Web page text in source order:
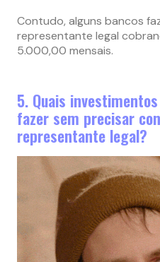
Contudo, alguns bancos
representante legal
5.000,00 mensais.
5. Quais
fazer sem precisar
representante legal?